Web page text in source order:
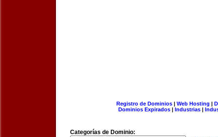
Registro de Dominios| Web Hosting |
Dominios Expirados | Industrias |
Categorías de Dominio: